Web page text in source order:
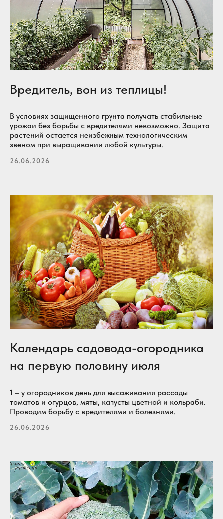
Вредитель, вон из теплицы!
В условиях защищенного грунта получать стабильные
урожаи без борьбы с вредителями невозможно. Защита
растений остается неизбежным технологическим
звеном при выращивании любой культуры.
26.06.2026
Календарь садовода-огородника
на первую половину июля
1 – у огородников день для высаживания рассады
томатов и огурцов, мяты, капусты цветной и кольраби.
Проводим борьбу с вредителями и болезнями.
26.06.2026